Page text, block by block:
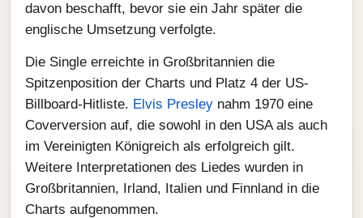
davon beschafft, bevor sie ein Jahr später die
englische Umsetzung verfolgte.
Die Single erreichte in Großbritannien die
Spitzenposition der Charts und Platz 4 der US-
Billboard-Hitliste. Elvis Presley nahm 1970 eine
Coverversion auf, die sowohl in den USA als auch
im Vereinigten Königreich als erfolgreich gilt.
Weitere Interpretationen des Liedes wurden in
Großbritannien, Irland, Italien und Finnland in die
Charts aufgenommen.